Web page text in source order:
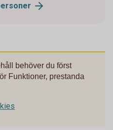
behöver du först
Funktioner, prestanda